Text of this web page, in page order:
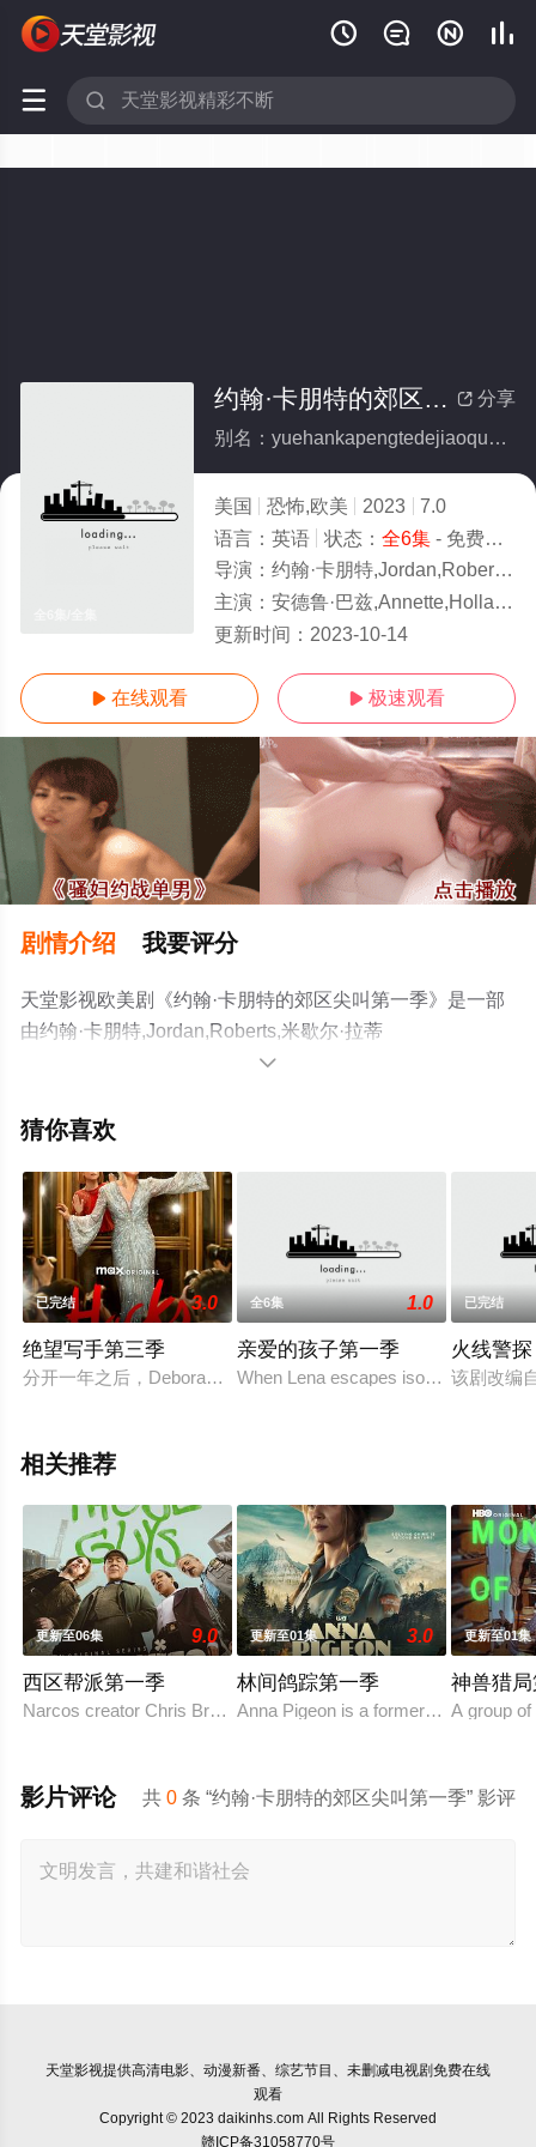
   
 
 分享
约翰·卡朋特的郊区尖叫第一季(全集)
别名：yuehankapengtedejiaoqujianjiaodiyiji
美国 恐怖,欧美 2023
7.0
语言： 英语 状态： 全6集- 免费在线观看
导演： 约翰·卡朋特,Jordan,Roberts,米歇尔·拉蒂默,Jan,Pavlacky
主演： 安德鲁·巴兹,Annette,Holland,William,O'Donnell
更新时间： 2023-10-14
 在线观看  极速观看
剧情介绍 我要评分
天堂影视欧美剧《约翰·卡朋特的郊区尖叫第一季》是一部
由约翰·卡朋特,Jordan,Roberts,米歇尔·拉蒂
默,Jan,Pavlacky导演执导，安德鲁·巴
国电视剧，大结局剧情已揭晓（全6集），手机免费观看高
提前免费观看，更多剧情信息可移步至豆瓣电视剧、电视
猫或剧情网等平台了解。

猜你喜欢
已完结 3.0
绝望写手第三季
分开一年之后，Deborah Vance（珍·斯马特 Jean Smart 饰）因
全6集 1.0
亲爱的孩子第一季
When Lena escapes isolation from
已完结
火线警
该剧改编
相关推荐
更新至06集 9.0
西区帮派第一季
Narcos creator Chris Brancato is developing a Peaky Blinders-
更新至01集 3.0
林间鸽踪第一季
Anna Pigeon is a former city slicker
更新至01集
神兽猎
A group
共0 条 “约翰·卡朋特的郊区尖叫第一季” 影评
影片评论
天堂影视提供高清电影、动漫新番、综艺节目、未删减电视剧免费在线
观看
Copyright © 2023 daikinhs.com All Rights Reserved
赣ICP备31058770号